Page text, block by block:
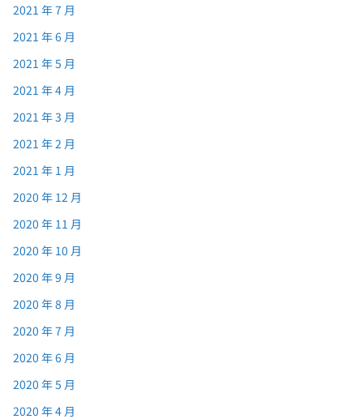
2021 年 7 月
2021 年 6 月
2021 年 5 月
2021 年 4 月
2021 年 3 月
2021 年 2 月
2021 年 1 月
2020 年 12 月
2020 年 11 月
2020 年 10 月
2020 年 9 月
2020 年 8 月
2020 年 7 月
2020 年 6 月
2020 年 5 月
2020 年 4 月